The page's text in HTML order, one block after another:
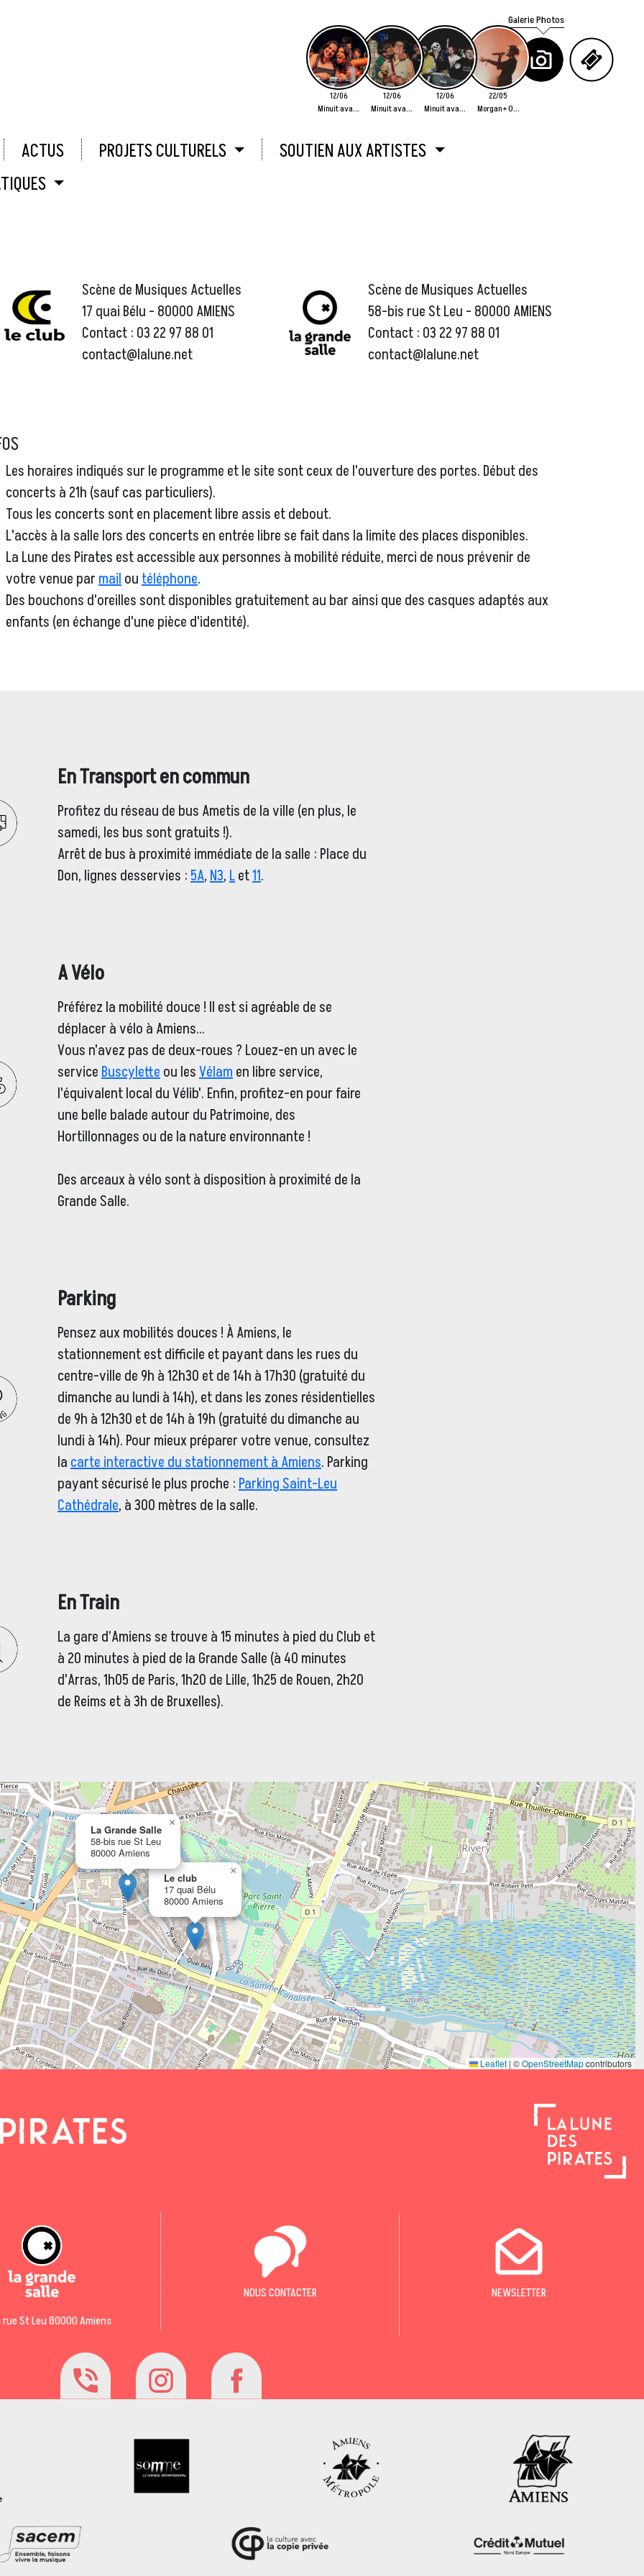
12/06
Minuit ava...
12/06
Minuit ava...
12/06
Minuit ava...
22/05
Morgan + O...
Galerie Photos
ACTUS PROJETS CULTURELS
SOUTIEN AUX ARTISTES
Scène de Musiques Actuelles
17 quai Bélu - 80000 AMIENS
Contact : 03 22 97 88 01
contact@lalune.net
Scène de Musiques Actuelles
58-bis rue St Leu - 80000 AMIENS
Contact : 03 22 97 88 01
contact@lalune.net
Les horaires indiqués sur le programme et le site sont ceux de l'ouverture des portes. Début des
concerts à 21h (sauf cas particuliers).
Tous les concerts sont en placement libre assis et debout.
L'accès à la salle lors des concerts en entrée libre se fait dans la limite des places disponibles.
La Lune des Pirates est accessible aux personnes à mobilité réduite, merci de nous prévenir de
votre venue parmailoutéléphone.
Des bouchons d'oreilles sont disponibles gratuitement au bar ainsi que des casques adaptés aux
enfants (en échange d'une pièce d'identité).
En Transport en commun
Profitez du réseau de bus Ametis de la ville (en plus, le
samedi, les bus sont gratuits !).
Arrêt de bus à proximité immédiate de la salle : Place du
Don, lignes desservies :5A,N3,Let11.
A Vélo
Préférez la mobilité douce ! Il est si agréable de se
déplacer à vélo à Amiens...
Vous n'avez pas de deux-roues ? Louez-en un avec le
serviceBuscyletteou lesVélamen libre service,
l'équivalent local du Vélib'. Enfin, profitez-en pour faire
une belle balade autour du Patrimoine, des
Hortillonnages ou de la nature environnante !
Des arceaux à vélo sont à disposition à proximité de la
Grande Salle.
Parking
Pensez aux mobilités douces ! À Amiens, le
stationnement est difficile et payant dans les rues du
centre-ville de 9h à 12h30 et de 14h à 17h30 (gratuité du
dimanche au lundi à 14h), et dans les zones résidentielles
de 9h à 12h30 et de 14h à 19h (gratuité du dimanche au
lundi à 14h). Pour mieux préparer votre venue, consultez
lacarte interactive du stationnement à Amiens. Parking
payant sécurisé le plus proche :Parking Saint-Leu
Cathédrale, à 300 mètres de la salle.
En Train
La gare d’Amiens se trouve à 15 minutes à pied du Club et
à 20 minutes à pied de la Grande Salle (à 40 minutes
d'Arras, 1h05 de Paris, 1h20 de Lille, 1h25 de Rouen, 2h20
de Reims et à 3h de Bruxelles).
Le club
17 quai Bélu
80000 Amiens
×
La Grande Salle
58-bis rue St Leu
80000 Amiens
×
Leaflet | ©OpenStreetMapcontributors
St Leu 80000 Amiens
NOUS CONTACTER NEWSLETTER